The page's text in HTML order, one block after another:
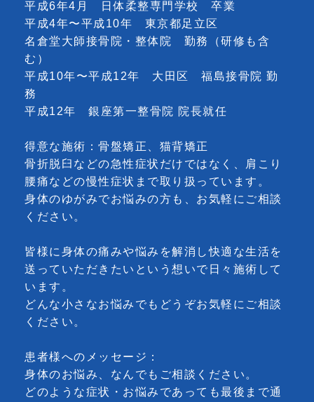
平成6年4月 日体柔整専門学校 卒業
平成4年〜平成10年 東京都足立区
名倉堂大師接骨院・整体院 勤務（研修も含
む）
平成10年〜平成12年 大田区 福島接骨院 勤
務
平成12年 銀座第一整骨院 院長就任
得意な施術：骨盤矯正、猫背矯正
骨折脱臼などの急性症状だけではなく、肩こり
腰痛などの慢性症状まで取り扱っています。
身体のゆがみでお悩みの方も、お気軽にご相談
ください。
皆様に身体の痛みや悩みを解消し快適な生活を
送っていただきたいという想いで日々施術して
います。
どんな小さなお悩みでもどうぞお気軽にご相談
ください。
患者様へのメッセージ：
身体のお悩み、なんでもご相談ください。
どのような症状・お悩みであっても最後まで通